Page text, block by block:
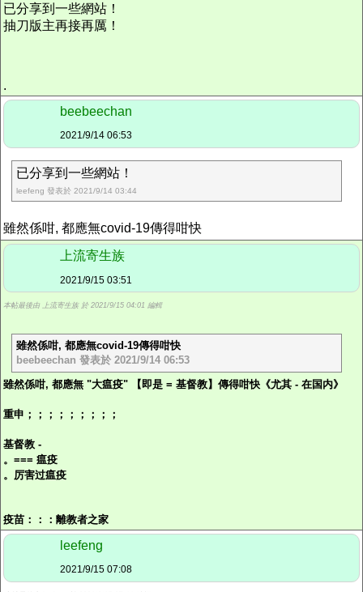
已分享到一些網站！
抽刀版主再接再厲！
.
beebeechan
2021/9/14 06:53
已分享到一些網站！
leefeng 發表於 2021/9/14 03:44
雖然係咁, 都應無covid-19傳得咁快
上流寄生族
2021/9/15 03:51
本帖最後由 上流寄生族 於 2021/9/15 04:01 編輯
雖然係咁, 都應無covid-19傳得咁快
beebeechan 發表於 2021/9/14 06:53
雖然係咁, 都應無 "大瘟疫" 【即是 = 基督教】傳得咁快《尤其 - 在国内》
重申；；；；；；；；；
基督教 -
。=== 瘟疫
。厉害过瘟疫
疫苗：：： 離教者之家
leefeng
2021/9/15 07:08